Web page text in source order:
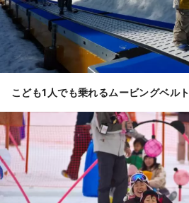
こども1人でも乗れるムービングベルト